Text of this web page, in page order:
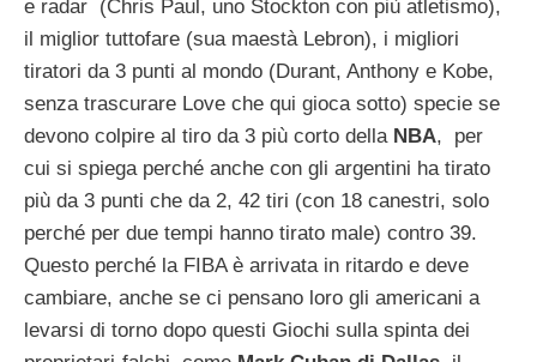
e radar (Chris Paul, uno Stockton con più atletismo),
il miglior tuttofare (sua maestà Lebron), i migliori
tiratori da 3 punti al mondo (Durant, Anthony e Kobe,
senza trascurare Love che qui gioca sotto) specie se
devono colpire al tiro da 3 più corto della NBA, per
cui si spiega perché anche con gli argentini ha tirato
più da 3 punti che da 2, 42 tiri (con 18 canestri, solo
perché per due tempi hanno tirato male) contro 39.
Questo perché la FIBA è arrivata in ritardo e deve
cambiare, anche se ci pensano loro gli americani a
levarsi di torno dopo questi Giochi sulla spinta dei